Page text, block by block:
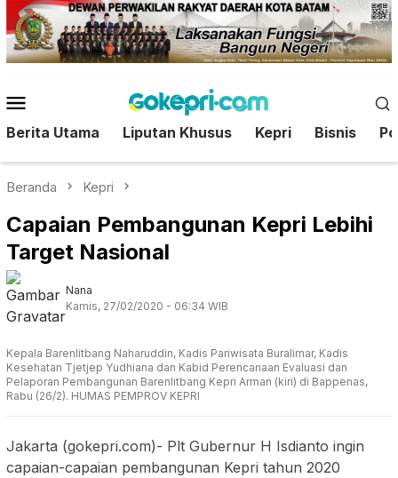
Loncat
ke
konten
Mobile
Berita Utama Liputan Khusus Kepri Bisnis
Beranda Kepri
Capaian Pembangunan Kepri Lebihi
Target Nasional
Nana
Kamis, 27/02/2020 - 06:34 WIB
Kepala Barenlitbang Naharuddin, Kadis Pariwisata Buralimar, Kadis
Kesehatan Tjetjep Yudhiana dan Kabid Perencanaan Evaluasi dan
Pelaporan Pembangunan Barenlitbang Kepri Arman (kiri) di Bappenas,
Rabu (26/2). HUMAS PEMPROV KEPRI
Jakarta (gokepri.com)- Plt Gubernur H Isdianto ingin
capaian-capaian pembangunan Kepri tahun 2020